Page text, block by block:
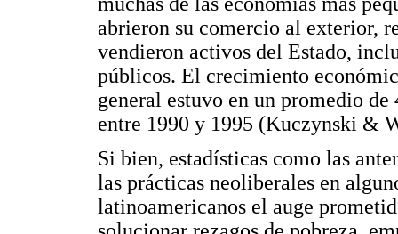
abrieron su comercio al exterior,
vendieron activos del Estado,
públicos. El crecimiento
general estuvo en un promedio
entre 1990 y 1995 (Kuczynski &
Si bien, estadísticas como las
las prácticas neoliberales en
latinoamericanos el auge